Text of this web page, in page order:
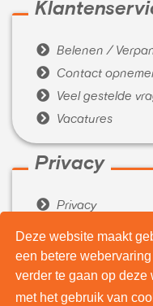
Deze website maakt
een betere
verder te gaan op deze
met het gebruik van
 Belenen /
 Contact
 Veel gestelde
 Vacatures
Privacy
 Privacy
Algemene
Over ons
 Wie zijn wij